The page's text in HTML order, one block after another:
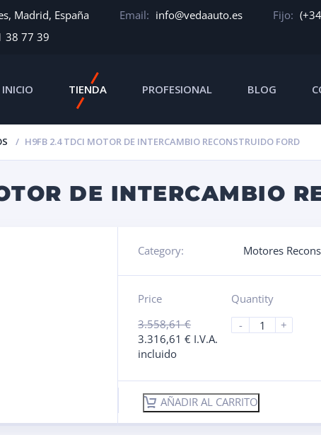
Madrid, España Email: info@vedaauto.es Fijo:
38 77 39
INICIO TIENDA PROFESIONAL BLOG
H9FB 2.4 TDCI MOTOR DE INTERCAMBIO RECONSTRUIDO FORD
DE INTERCAMBIO
Category: Motores
Price
3.558,61€
3.316,61€ I.V.A.
incluido
Quantity
-
+
AÑADIR AL CARRITO